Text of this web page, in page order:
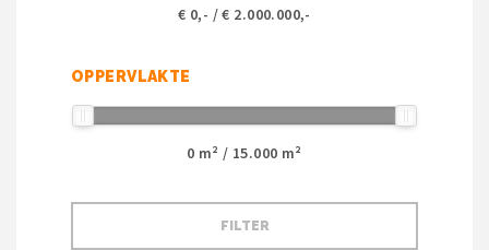
€ 0,- / € 2.000.000,-
OPPERVLAKTE
0 m² / 15.000 m²